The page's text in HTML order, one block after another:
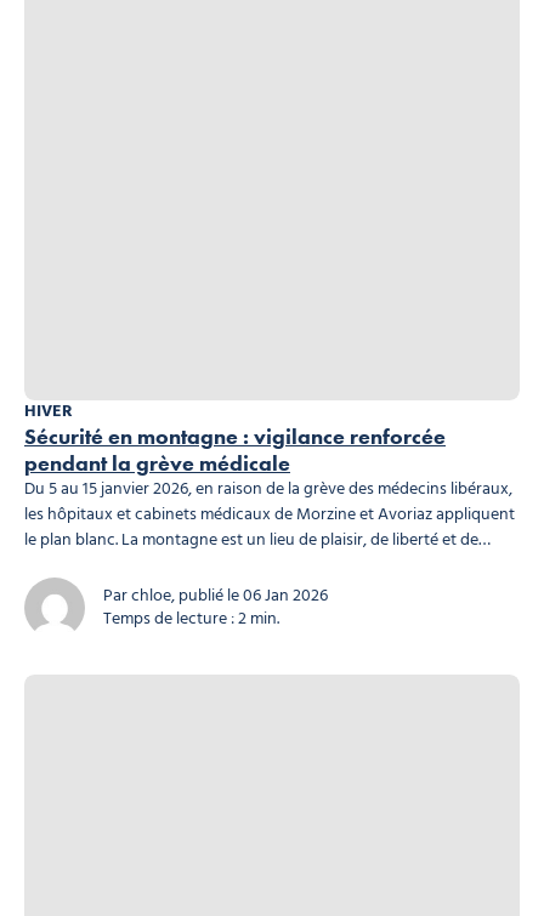
Sécurité en montagne : vigilance renforcée
pendant la grève médicale
HIVER
Du 5 au 15 janvier 2026, en raison de la grève des médecins libéraux,
les hôpitaux et cabinets médicaux de Morzine et Avoriaz appliquent
le plan blanc. La montagne est un lieu de plaisir, de liberté et de
les règles pour sa sécurité et celle des autres Que vous...
Par chloe, publié le 06 Jan 2026
Temps de lecture : 2 min.